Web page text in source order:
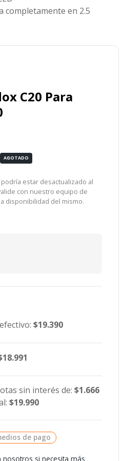
completamente en 2.5
C20 Para
AGOTADO
estar desactualizado al
con nuestro equipo de
disponibilidad del mismo.
$19.390
sin interés de: $1.666
$19.990
de pago
nosotros si necesita más